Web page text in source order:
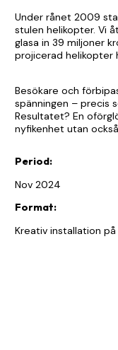
Under rånet 2009
stulen helikopter. Vi
glasa in 39 miljoner
projicerad helikopter
Besökare och
spänningen – precis
Resultatet? En
nyfikenhet utan
Period:
Nov 2024
Format:
Kreativ installation